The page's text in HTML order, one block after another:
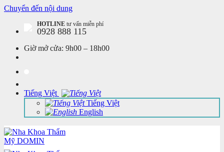
Chuyển đến nội dung
HOTLINE tư vấn miễn phí
0928 888 115
Giờ mở cửa: 9h00 – 18h00
Tiếng Việt
Tiếng Việt
English